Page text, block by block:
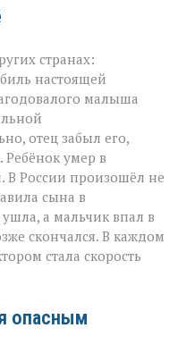
странах:
настоящей
малыша
отец забыл его,
Ребёнок умер в
России произошёл не
сына в
а мальчик впал в
скончался. В каждом
стала скорость
опасным